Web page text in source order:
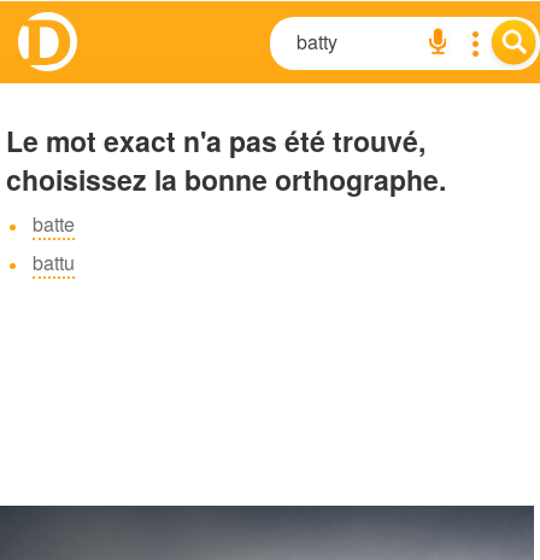
Le mot exact n'a pas été trouvé,
choisissez la bonne orthographe.
batte
battu